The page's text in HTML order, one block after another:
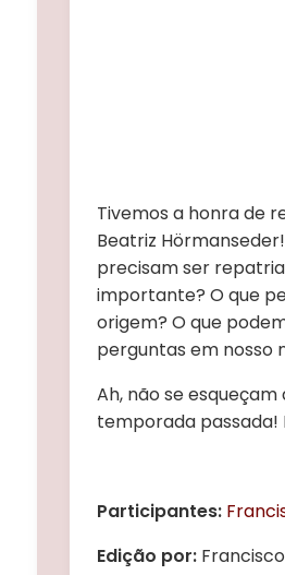
Tivemos a honra de
Beatriz
precisam ser
importante? O que
origem? O que
perguntas em nosso
Ah, não se
temporada passada!
Participantes:
Edição por:Francisco